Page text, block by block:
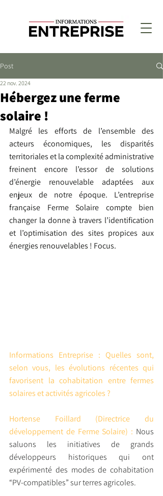
Post
Hébergez une ferme
solaire !
22 nov. 2024
Malgré les efforts de l’ensemble des
acteurs économiques, les disparités
territoriales et la complexité administrative
freinent encore l’essor de solutions
d’énergie renouvelable adaptées aux
enjeux de notre époque. L’entreprise
française Ferme Solaire compte bien
changer la donne à travers l’identification
et l’optimisation des sites propices aux
énergies renouvelables ! Focus.
Informations Entreprise : Quelles sont,
selon vous, les évolutions récentes qui
favorisent la cohabitation entre fermes
solaires et activités agricoles ?
Hortense Foillard (Directrice du
développement de Ferme Solaire) : Nous
saluons les initiatives de grands
développeurs historiques qui ont
expérimenté des modes de cohabitation
“PV-compatibles” sur terres agricoles.